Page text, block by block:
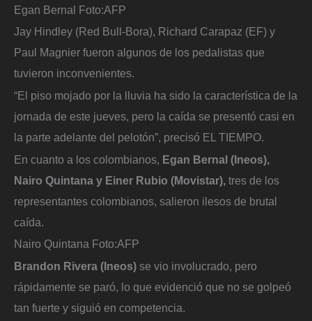
Egan Bernal Foto:AFP
Jay Hindley (Red Bull-Bora), Richard Carapaz (EF) y
Paul Magnier fueron algunos de los pedalistas que
tuvieron inconvenientes.
“El piso mojado por la lluvia ha sido la característica de la
jornada de este jueves, pero la caída se presentó casi en
la parte adelante del pelotón”, precisó EL TIEMPO.
En cuanto a los colombianos, Egan Bernal (Ineos),
Nairo Quintana y Einer Rubio (Movistar), tres de los
representantes colombianos, salieron ilesos de brutal
caída.
Nairo Quintana Foto:AFP
Brandon Rivera (Ineos) se vio involucrado, pero
rápidamente se paró, lo que evidenció que no se golpeó
tan fuerte y siguió en competencia.